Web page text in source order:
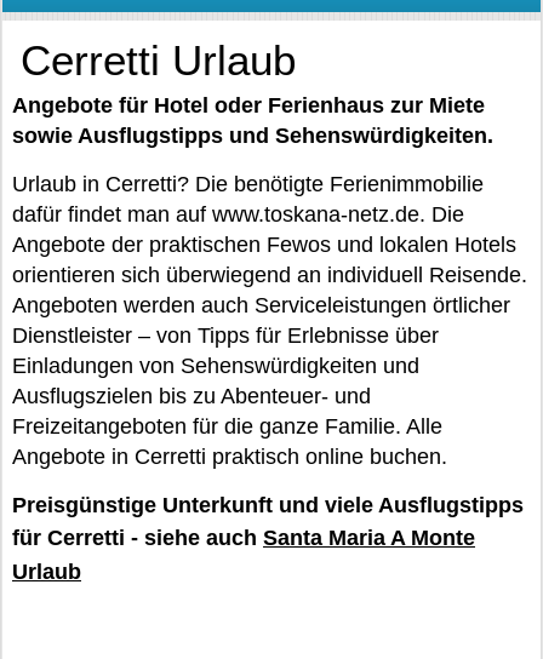
Cerretti Urlaub
Angebote für Hotel oder Ferienhaus zur Miete
sowie Ausflugstipps und Sehenswürdigkeiten.
Urlaub in Cerretti? Die benötigte Ferienimmobilie
dafür findet man auf www.toskana-netz.de. Die
Angebote der praktischen Fewos und lokalen Hotels
orientieren sich überwiegend an individuell Reisende.
Angeboten werden auch Serviceleistungen örtlicher
Dienstleister – von Tipps für Erlebnisse über
Einladungen von Sehenswürdigkeiten und
Ausflugszielen bis zu Abenteuer- und
Freizeitangeboten für die ganze Familie. Alle
Angebote in Cerretti praktisch online buchen.
Preisgünstige Unterkunft und viele Ausflugstipps
für Cerretti - siehe auch Santa Maria A Monte
Urlaub